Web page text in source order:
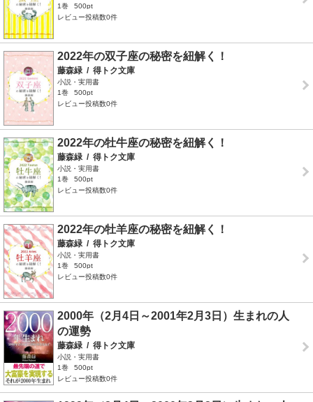
1巻
500pt
レビュー投稿数0件
2022年の双子座の秘密を紐解く！
藤森緑 / 得トク文庫
小説・実用書
1巻
500pt
レビュー投稿数0件
2022年の牡牛座の秘密を紐解く！
藤森緑 / 得トク文庫
小説・実用書
1巻
500pt
レビュー投稿数0件
2022年の牡羊座の秘密を紐解く！
藤森緑 / 得トク文庫
小説・実用書
1巻
500pt
レビュー投稿数0件
2000年（2月4日～2001年2月3日）生まれの人
の運勢
藤森緑 / 得トク文庫
小説・実用書
1巻
500pt
レビュー投稿数0件